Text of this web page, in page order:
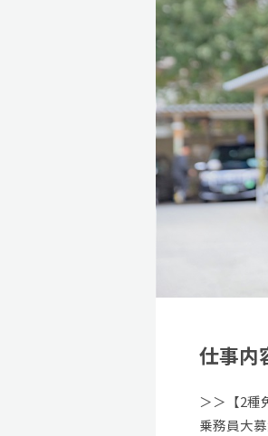
仕事内
＞＞【2種
乗務員大